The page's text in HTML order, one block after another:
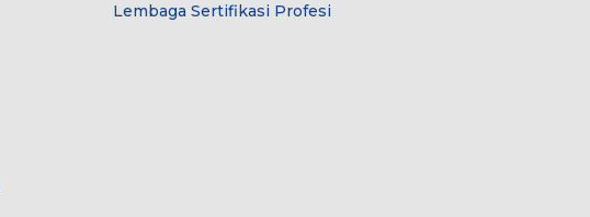
Lembaga Sertifikasi Profesi